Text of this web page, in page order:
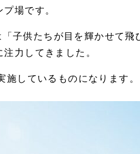
場です。
子供たちが目を輝かせて飛
力してきました。
しているものになります。